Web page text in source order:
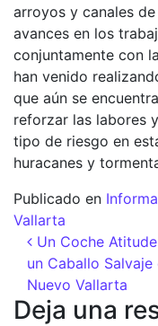
arroyos y canales
avances en los
conjuntamente con
han venido
que aún se
reforzar las labores
tipo de riesgo en
huracanes y
Publicado en
Vallarta
Un Coche
un Caballo Salvaje
Nuevo Vallarta
Deja una